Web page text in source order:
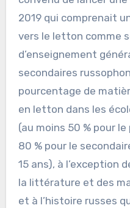
2019 qui comprenait
vers le letton comme
d’enseignement
secondaires
pourcentage de
en letton dans les
(au moins 50 % pour
80 % pour le
15 ans), à l’exception
la littérature et des
et à l’histoire russes